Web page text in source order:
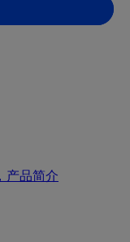
产品简介